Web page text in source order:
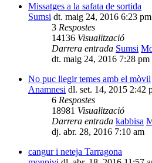
Missatges a la safata de sortida
Sumsi dt. maig 24, 2016 6:23 pm
3 Respostes
14136 Visualització
Darrera entrada Sumsi
dt. maig 24, 2016 7:28 pm
No puc llegir temes amb el mòvil
Anamnesi dl. set. 14, 2015 2:42
6 Respostes
18981 Visualització
Darrera entrada kabbisa
dj. abr. 28, 2016 7:10 am
cangur i neteja Tarragona